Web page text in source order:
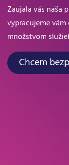
Zaujala vás naša
vypracujeme
množstvom
Chcem